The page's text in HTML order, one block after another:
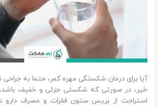
آیا برای درمان شکستگی مهره کمر، حتما به جراحی
خیر، در صورتی که شکستی جزئی و خفیف باشد،
استراحت از بریس ستون فقرات و مصرف دارو